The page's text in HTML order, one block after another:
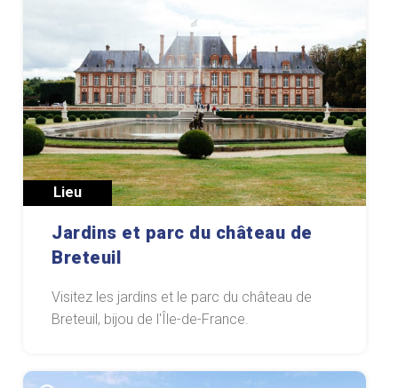
Lieu
Jardins et parc du château de
Breteuil
Visitez les jardins et le parc du château de
Breteuil, bijou de l'Île-de-France.